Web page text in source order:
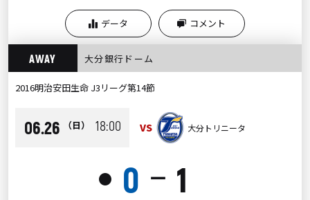
データ コメント
AWAY 大分銀行ドーム
2016明治安田生命 J3リーグ第14節
06.26 （日） 18:00 VS 大分トリニータ
● 0 ー 1